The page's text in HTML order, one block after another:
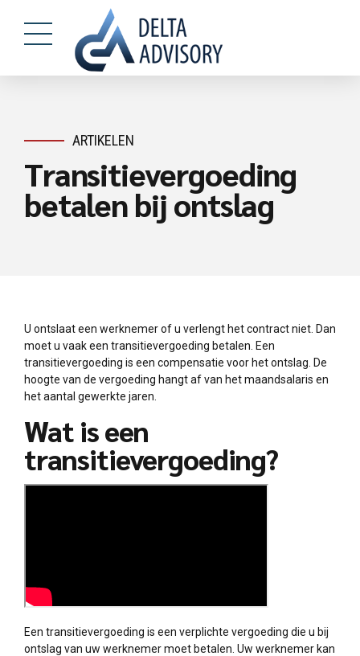
ARTIKELEN
Transitievergoeding
betalen bij ontslag
U ontslaat een werknemer of u verlengt het contract niet. Dan
moet u vaak een transitievergoeding betalen. Een
transitievergoeding is een compensatie voor het ontslag. De
hoogte van de vergoeding hangt af van het maandsalaris en
het aantal gewerkte jaren.
Wat is een
transitievergoeding?
Een transitievergoeding is een verplichte vergoeding die u bij
ontslag van uw werknemer moet betalen. Uw werknemer kan